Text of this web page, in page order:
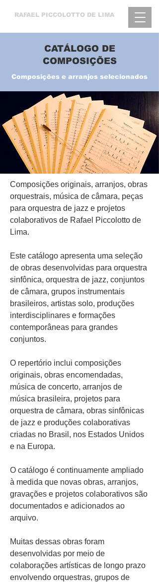
RAFAEL PICCOLOTTO DE LIMA
CATÁLOGO DE
COMPOSIÇÕES
Composições e arranjos selecionados
Composições originais, arranjos, obras
orquestrais, música de câmara, peças
para orquestra de jazz e projetos
colaborativos de Rafael Piccolotto de
Lima.
Este catálogo apresenta uma seleção
de obras desenvolvidas para orquestra
sinfônica, orquestra de jazz, conjuntos
de câmara, grupos instrumentais
brasileiros, artistas solo, produções
interdisciplinares e formações
contemporâneas para grandes
conjuntos.
O repertório inclui composições
originais, obras encomendadas,
música de concerto, arranjos de
música brasileira, projetos para
orquestra de câmara, obras sinfônicas
de jazz e produções colaborativas
criadas no Brasil, nos Estados Unidos
e na Europa.
O catálogo é continuamente ampliado
à medida que novas obras, arranjos,
gravações e projetos colaborativos são
documentados e adicionados ao
arquivo.
Muitas dessas obras foram
desenvolvidas por meio de
colaborações artísticas de longo prazo
envolvendo orquestras, grupos de